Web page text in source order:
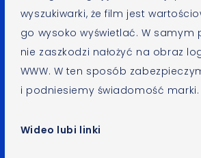
wyszukiwarki, że film jest
go wysoko wyświetlać. W samym
nie zaszkodzi nałożyć na obraz
WWW. W ten sposób
i podniesiemy świadomość marki.
Wideo lubi linki